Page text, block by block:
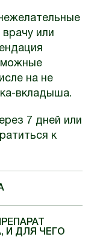
или
на не
вкладыша.
7 дней или
к
И ДЛЯ ЧЕГО